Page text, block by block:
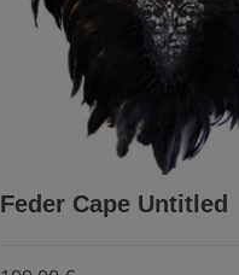
Feder Cape Untitled